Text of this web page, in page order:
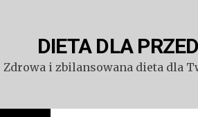
DIETA DLA
Zdrowa i zbilansowana dieta dla